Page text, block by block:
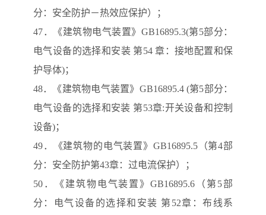
分：安全防护－热效应保护）；
47．《建筑物电气装置》GB16895.3(第5部分：
电气设备的选择和安装 第54 章：接地配置和保
护导体)；
48．《建筑物电气装置》GB16895.4 (第5部分：
电气设备的选择和安装 第53章:开关设备和控制
设备)；
49．《建筑物的电气装置》GB16895.5（第4部
分：安全防护第43章：过电流保护）；
50．《建筑物电气装置》GB16895.6（第5部
分：电气设备的选择和安装 第52章：布线系